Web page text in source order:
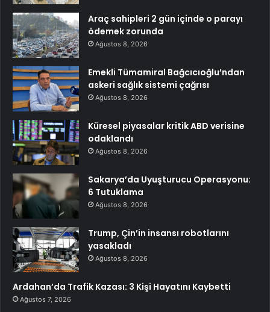
Araç sahipleri 2 gün içinde o parayı
ödemek zorunda
Ağustos 8, 2026
Emekli Tümamiral Bağcıcıoğlu’ndan
askeri sağlık sistemi çağrısı
Ağustos 8, 2026
Küresel piyasalar kritik ABD verisine
odaklandı
Ağustos 8, 2026
Sakarya’da Uyuşturucu Operasyonu:
6 Tutuklama
Ağustos 8, 2026
Trump, Çin’in insansı robotlarını
yasakladı
Ağustos 8, 2026
Ardahan’da Trafik Kazası: 3 Kişi Hayatını Kaybetti
Ağustos 7, 2026